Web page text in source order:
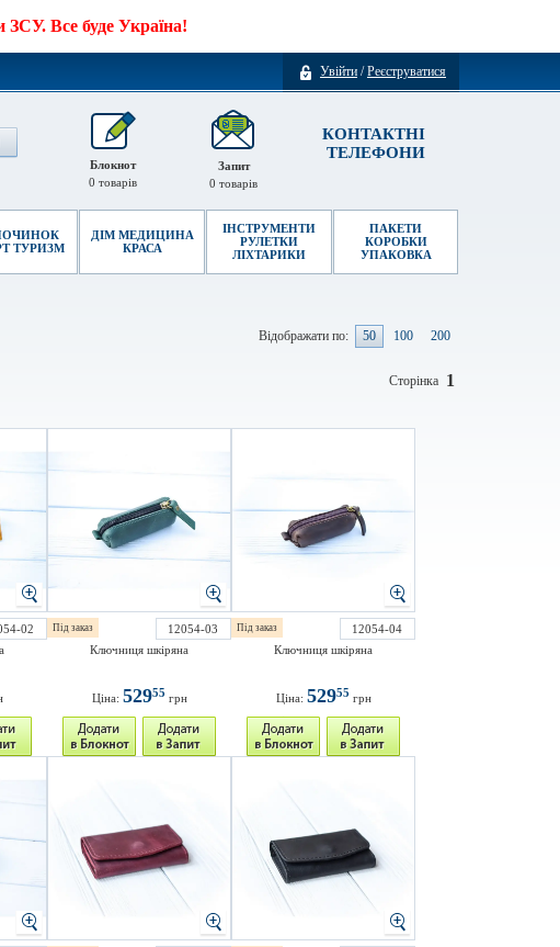
ЗСУ. Все буде Україна!
Увійти /Реєструватися
КОНТАКТНІ
ТЕЛЕФОНИ
Запит
0 товарів
Блокнот
0 товарів
ТУРИЗМ
ДІМ МЕДИЦИНА
КРАСА
ІНСТРУМЕНТИ
РУЛЕТКИ
ЛІХТАРИКИ
ПАКЕТИ
КОРОБКИ
УПАКОВКА
Відображати по: 50 100 200
1
Сторінка
02
Під заказ
12054-03
Ключниця шкіряна
Ціна: 52955 грн
Під заказ
12054-04
Ключниця шкіряна
Ціна: 52955 грн